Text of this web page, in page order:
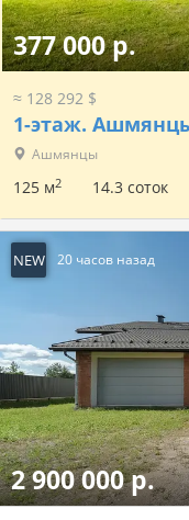
377 000 р.
≈ 128 292 $
1-этаж.
Ашмянцы
125 м2 14.3 соток
NEW 20 часов назад
2 900 000 р.